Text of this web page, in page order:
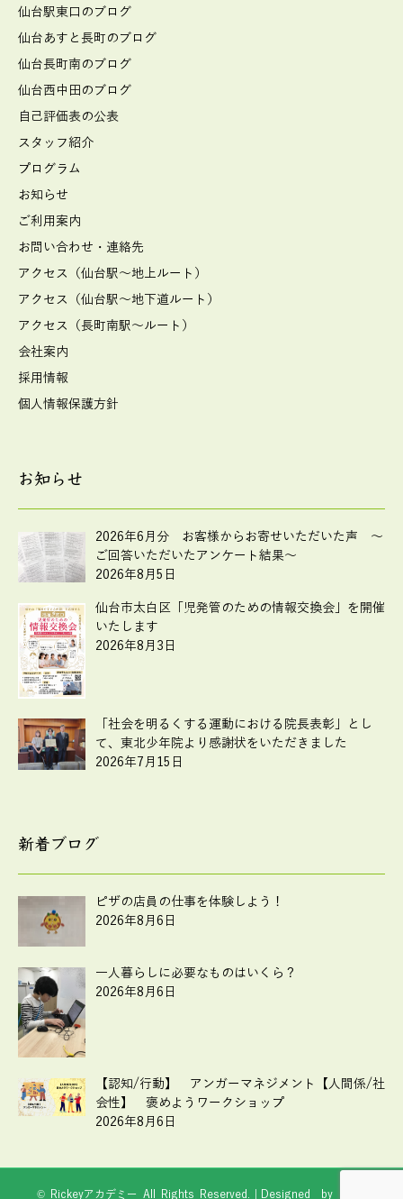
仙台駅東口のブログ
仙台あすと長町のブログ
仙台長町南のブログ
仙台西中田のブログ
自己評価表の公表
スタッフ紹介
プログラム
お知らせ
ご利用案内
お問い合わせ・連絡先
アクセス（仙台駅～地上ルート）
アクセス（仙台駅～地下道ルート）
アクセス（長町南駅～ルート）
会社案内
採用情報
個人情報保護方針
お知らせ
2026年6月分 お客様からお寄せいただいた声 ～
ご回答いただいたアンケート結果～
2026年8月5日
仙台市太白区「児発管のための情報交換会」を開催
いたします
2026年8月3日
「社会を明るくする運動における院長表彰」とし
て、東北少年院より感謝状をいただきました
2026年7月15日
新着ブログ
ピザの店員の仕事を体験しよう！
2026年8月6日
一人暮らしに必要なものはいくら？
2026年8月6日
【認知/行動】 アンガーマネジメント【人間係/社
会性】 褒めようワークショップ
2026年8月6日
© Rickeyアカデミー All Rights Reserved.｜Designed by